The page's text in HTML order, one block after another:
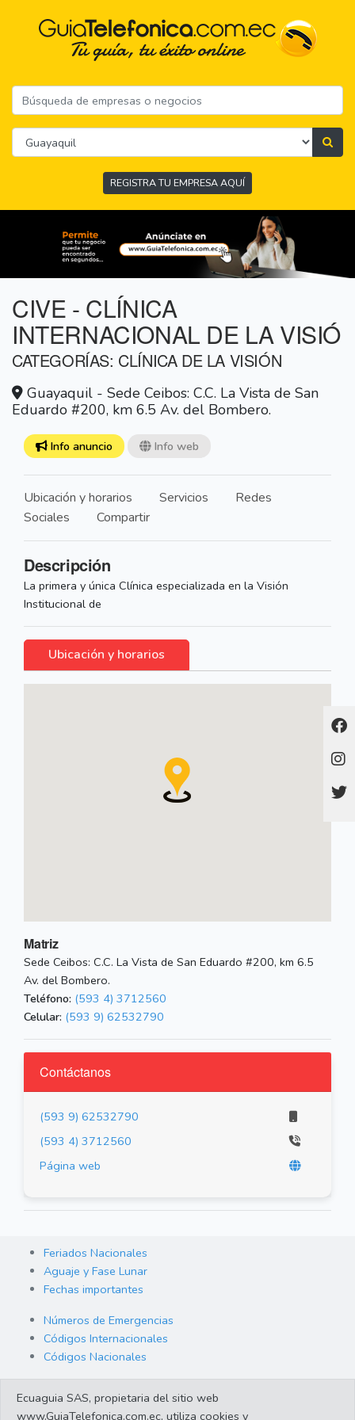
REGISTRA TU EMPRESA AQUÍ
CIVE - CLÍNICA
INTERNACIONAL DE LA VISIÓ
CATEGORÍAS: CLÍNICA DE LA VISIÓN
Guayaquil - Sede Ceibos: C.C. La Vista de San
Eduardo #200, km 6.5 Av. del Bombero.
Info anuncio Info web
Ubicación y horarios Servicios
Redes
Sociales
Compartir
Descripción
La primera y única Clínica especializada en la Visión
Institucional de
Ubicación y horarios
Matriz
Sede Ceibos: C.C. La Vista de San Eduardo #200, km 6.5
Av. del Bombero.
Teléfono: (593 4) 3712560
Celular: (593 9) 62532790
Contáctanos
(593 9) 62532790
(593 4) 3712560
Página web
Feriados Nacionales
Aguaje y Fase Lunar
Fechas importantes
Números de Emergencias
Códigos Internacionales
Códigos Nacionales
Cambio de Divisas
Ecuaguia SAS, propietaria del sitio web
www.GuiaTelefonica.com.ec, utiliza cookies y